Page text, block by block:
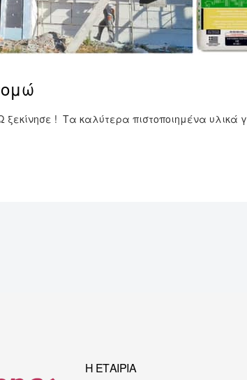
! Τα καλύτερα πιστοποιημένα υλικά
Η ΕΤΑΙΡΊΑ